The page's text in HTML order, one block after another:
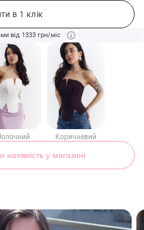
в 1 клік
від 1333 грн/міс
Коричневий
наявність у магазині
(арт. 47084) ♡ інтернет-